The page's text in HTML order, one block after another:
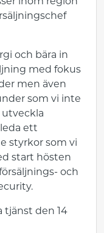
och bära in
med fokus
men även
som vi inte
utveckla
ett
styrkor som vi
start hösten
och
tjänst den 14